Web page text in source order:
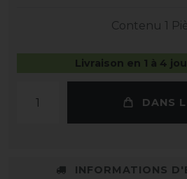
Contenu 1
Livraison en 1 à 4
DANS
INFORMATIONS